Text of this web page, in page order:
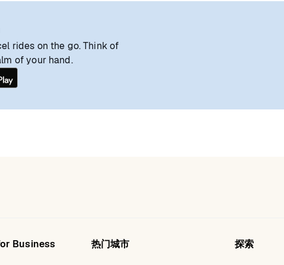
rides on the go. Think of
of your hand.
Business 热门城市 探索